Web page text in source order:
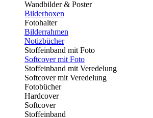
Wandbilder & Poster
Bilderboxen
Fotohalter
Bilderrahmen
Notizbücher
Stoffeinband mit Foto
Softcover mit Foto
Stoffeinband mit Veredelung
Softcover mit Veredelung
Fotobücher
Hardcover
Softcover
Stoffeinband